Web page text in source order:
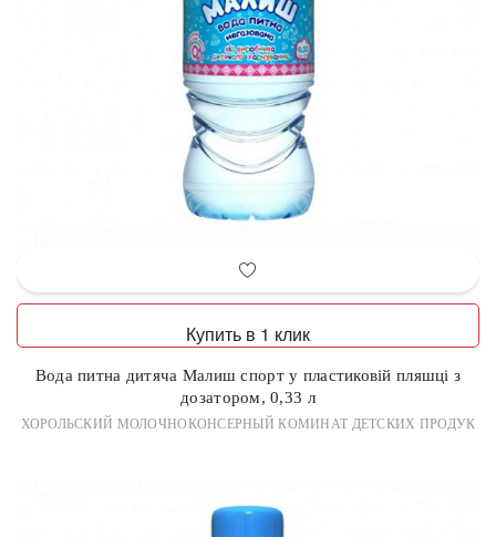
Купить в 1 клик
Вода питна дитяча Малиш спорт у пластиковій пляшці з
дозатором, 0,33 л
ХОРОЛЬСКИЙ МОЛОЧНОКОНСЕРНЫЙ КОМИНАТ ДЕТСКИХ ПРОДУК